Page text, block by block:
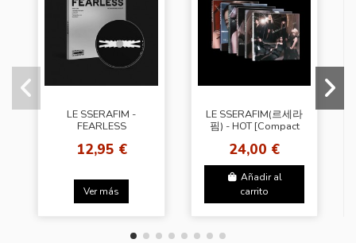
LE SSERAFIM -
FEARLESS
Bouquet Ver.]
12,95 €
Ver más
LE SSERAFIM(르세라
핌) - HOT [Compact
Cover] + SW
24,00 €
Añadir al
carrito